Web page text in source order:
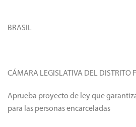
BRASIL
CÁMARA LEGISLATIVA DEL DISTRITO
Aprueba proyecto de ley que
para las personas encarceladas